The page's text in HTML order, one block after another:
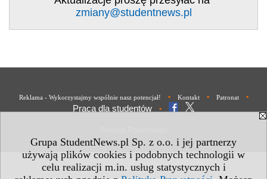
Grupa StudentNews.pl Sp. z o.o. i jej partnerzy
używają plików cookies i podobnych technologii w
celu realizacji m.in. usług statystycznych i
zmiany@studentnews.pl
Reklama - Wykorzystajmy wspólnie nasz potencjał! • Kontakt • Patronat •
Praca dla studentów •